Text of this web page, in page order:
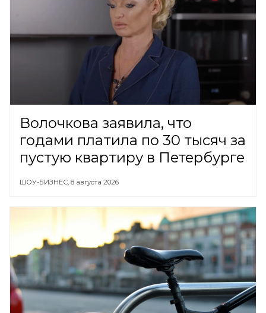
Волочкова заявила, что
годами платила по 30 тысяч за
пустую квартиру в Петербурге
ШОУ-БИЗНЕС, 8 августа 2026